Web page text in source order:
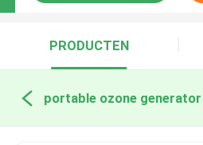
PRODUCTEN
portable ozone